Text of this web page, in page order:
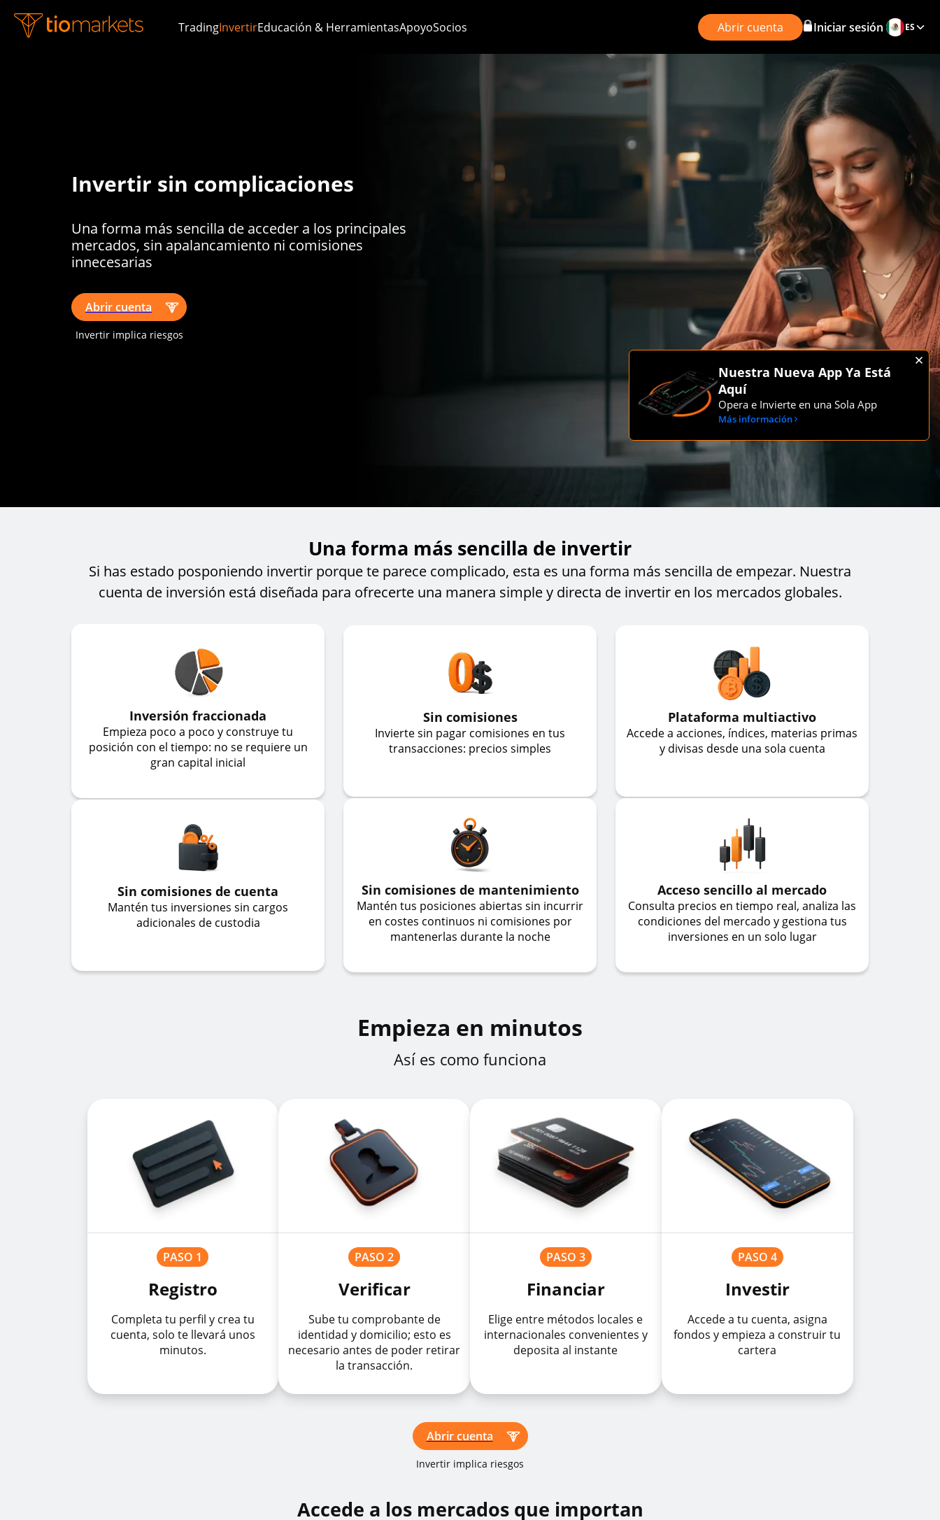
TradingInvertirEducación & HerramientasApoyoSocios Abrir cuenta Iniciar sesión ES
Invertir sin complicaciones
Una forma más sencilla de acceder a los principales
mercados, sin apalancamiento ni comisiones
innecesarias
Abrir cuenta
Invertir implica riesgos
Una forma más sencilla de invertir
Si has estado posponiendo invertir porque te parece complicado, esta es una forma más sencilla de empezar. Nuestra
cuenta de inversión está diseñada para ofrecerte una manera simple y directa de invertir en los mercados globales.
Inversión fraccionada
Empieza poco a poco y construye tu
posición con el tiempo: no se requiere un
gran capital inicial
Sin comisiones
Invierte sin pagar comisiones en tus
transacciones: precios simples
Plataforma multiactivo
Accede a acciones, índices, materias primas
y divisas desde una sola cuenta
Sin comisiones de cuenta
Mantén tus inversiones sin cargos
adicionales de custodia
Sin comisiones de mantenimiento
Mantén tus posiciones abiertas sin incurrir
en costes continuos ni comisiones por
mantenerlas durante la noche
Acceso sencillo al mercado
Consulta precios en tiempo real, analiza las
condiciones del mercado y gestiona tus
inversiones en un solo lugar
Empieza en minutos
Así es como funciona
PASO 1
Registro
Completa tu perfil y crea tu
cuenta, solo te llevará unos
minutos.
PASO 2
Verificar
Sube tu comprobante de
identidad y domicilio; esto es
necesario antes de poder retirar
la transacción.
PASO 3
Financiar
Elige entre métodos locales e
internacionales convenientes y
deposita al instante
PASO 4
Investir
Accede a tu cuenta, asigna
fondos y empieza a construir tu
cartera
Abrir cuenta
Invertir implica riesgos
Accede a los mercados que importan
Nuestra Nueva App Ya Está
Aquí
Opera e Invierte en una Sola App
Más información